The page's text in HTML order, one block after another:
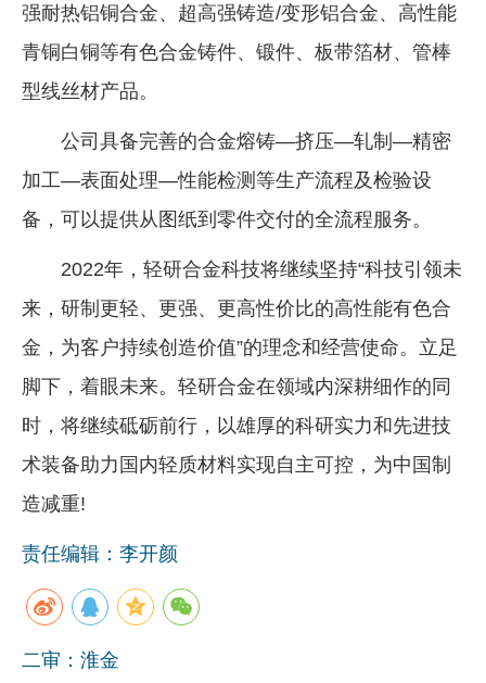
强耐热铝铜合金、超高强铸造/变形铝合金、高性能
青铜白铜等有色合金铸件、锻件、板带箔材、管棒
型线丝材产品。
公司具备完善的合金熔铸—挤压—轧制—精密
加工—表面处理—性能检测等生产流程及检验设
备，可以提供从图纸到零件交付的全流程服务。
2022年，轻研合金科技将继续坚持“科技引领未
来，研制更轻、更强、更高性价比的高性能有色合
金，为客户持续创造价值”的理念和经营使命。立足
脚下，着眼未来。轻研合金在领域内深耕细作的同
时，将继续砥砺前行，以雄厚的科研实力和先进技
术装备助力国内轻质材料实现自主可控，为中国制
造减重!
责任编辑：李开颜
二审：淮金